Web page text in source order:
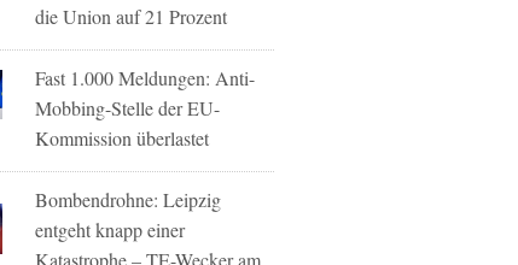
die Union auf 21 Prozent
Fast 1.000 Meldungen: Anti-
Mobbing-Stelle der EU-
Kommission überlastet
Bombendrohne: Leipzig
entgeht knapp einer
Katastrophe – TE-Wecker am